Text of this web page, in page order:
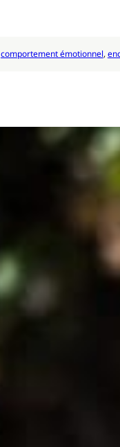
comportement émotionnel,